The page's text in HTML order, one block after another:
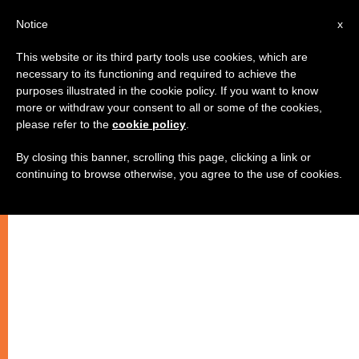
الكنيسة ليست عدوّة الحداثة
مشروع قانون الزواج الفرنسيّ المتعلّق
x
Notice
This website or its third party tools use cookies, which are
necessary to its functioning and required to achieve the
purposes illustrated in the cookie policy. If you want to know
more or withdraw your consent to all or some of the cookies,
please refer to the cookie policy
By closing this banner, scrolling this page, clicking a link or
continuing to browse otherwise, you agree to the use of cookies.